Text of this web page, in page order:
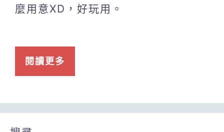
麼用意XD，好玩用。
閱讀更多